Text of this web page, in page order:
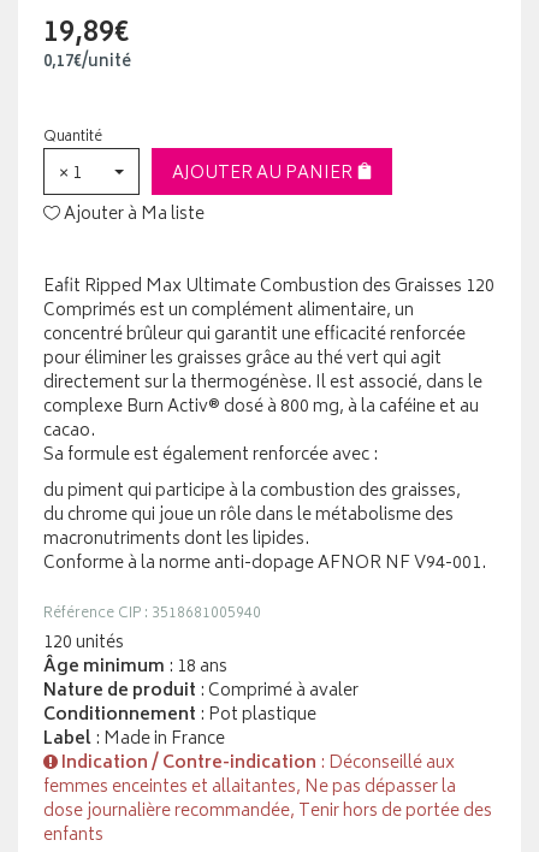
19,89€
0,17€/unité
Quantité
× 1
AJOUTER AU PANIER
Ajouter à Ma liste
Eafit Ripped Max Ultimate Combustion des Graisses 120
Comprimés est un complément alimentaire, un
concentré brûleur qui garantit une efficacité renforcée
pour éliminer les graisses grâce au thé vert qui agit
directement sur la thermogénèse. Il est associé, dans le
complexe Burn Activ® dosé à 800 mg, à la caféine et au
cacao.
Sa formule est également renforcée avec :
du piment qui participe à la combustion des graisses,
du chrome qui joue un rôle dans le métabolisme des
macronutriments dont les lipides.
Conforme à la norme anti-dopage AFNOR NF V94-001.
Référence CIP : 3518681005940
120 unités
Âge minimum : 18 ans
Nature de produit : Comprimé à avaler
Conditionnement : Pot plastique
Label: Made in France
Indication / Contre-indication : Déconseillé aux
femmes enceintes et allaitantes, Ne pas dépasser la
dose journalière recommandée, Tenir hors de portée des
enfants